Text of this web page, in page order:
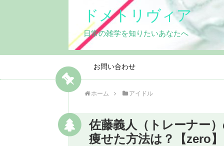
ドメトリヴィア
日常の雑学を知りたいあなたへ
お問い合わせ
ホーム アイドル
佐藤義人（トレーナー
痩せた方法は？【zero】